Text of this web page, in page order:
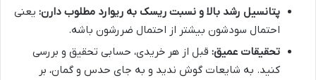
پتانسیل رشد بالا و نسبت ریسک به ریوارد مطلوب دارن: یعنی
احتمال سودشون بیشتر از احتمال ضررشون باشه.
تحقیقات عمیق: قبل از هر خریدی، حسابی تحقیق و بررسی
کنید. به شایعات گوش ندید و به جای حدس و گمان، بر